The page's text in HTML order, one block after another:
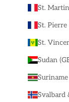
St.
St.
St.
Sudan
Suriname
Svalbard